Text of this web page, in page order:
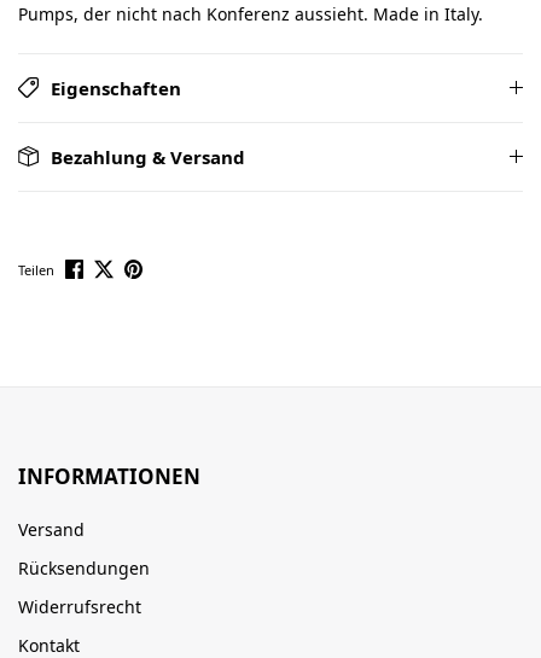
Pumps, der nicht nach Konferenz aussieht. Made in Italy.
Eigenschaften
Bezahlung & Versand
Teilen
INFORMATIONEN
Versand
Rücksendungen
Widerrufsrecht
Kontakt